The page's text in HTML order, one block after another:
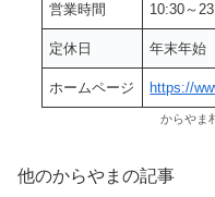
営業時間 10:30～
定休日 年末年始
ホームページ https://
からやま
他のからやまの記事